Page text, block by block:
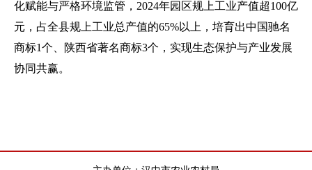
化赋能与严格环境监管，2024年园区规上工业产值超100亿
元，占全县规上工业总产值的65%以上，培育出中国驰名
商标1个、陕西省著名商标3个，实现生态保护与产业发展
协同共赢。